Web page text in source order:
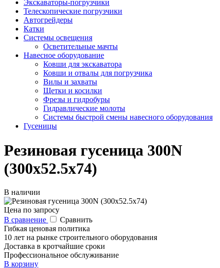
Экскаваторы-погрузчики
Телескопические погрузчики
Автогрейдеры
Катки
Системы освещения
Осветительные мачты
Навесное оборудование
Ковши для экскаватора
Ковши и отвалы для погрузчика
Вилы и захваты
Щетки и косилки
Фрезы и гидробуры
Гидравлические молоты
Системы быстрой смены навесного оборудования
Гусеницы
Резиновая гусеница 300N
(300х52.5х74)
В наличии
Цена по запросу
В сравнение
Сравнить
Гибкая ценовая политика
10 лет на рынке строительного оборудования
Доставка в кротчайшие сроки
Профессиональное обслуживание
В корзину